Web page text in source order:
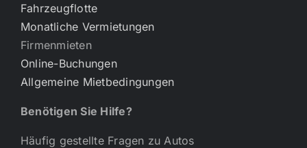
Fahrzeugflotte
Monatliche Vermietungen
Firmenmieten
Online-Buchungen
Allgemeine Mietbedingungen
Benötigen Sie Hilfe?
Häufig gestellte Fragen zu Autos